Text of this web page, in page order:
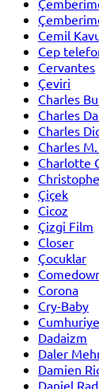
Cemil
Cep
Cervantes
Çeviri
Charles
Charles
Charles
Charles
Charlotte
Çiçek
Cicoz
Çizgi Film
Closer
Çocuklar
Corona
Cry-Baby
Dadaizm
Daler
Damien
Daniel